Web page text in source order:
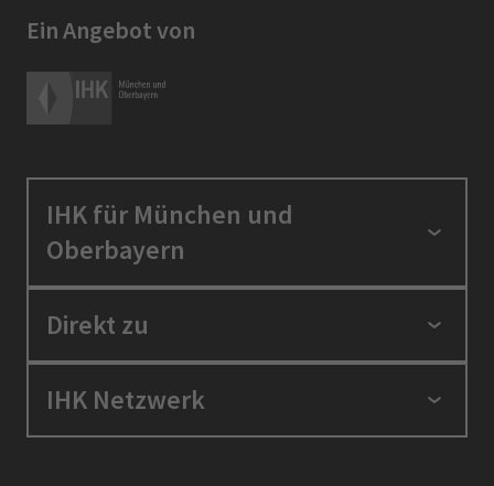
Ein Angebot von
IHK für München und
Oberbayern
Standortpolitik
Berufszugang
Direkt zu
Positionen
IHK Netzwerk